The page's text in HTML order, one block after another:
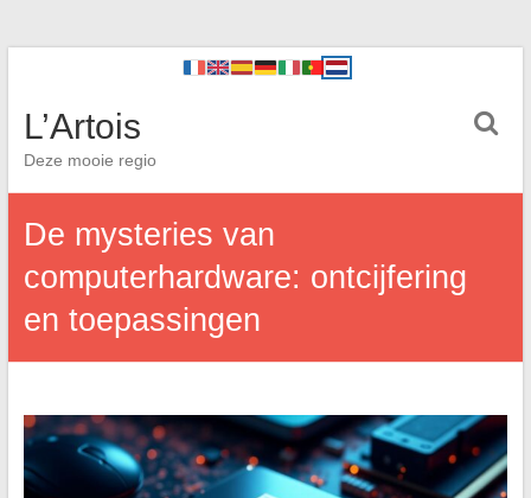
L’Artois
Deze mooie regio
De mysteries van
computerhardware: ontcijfering
en toepassingen